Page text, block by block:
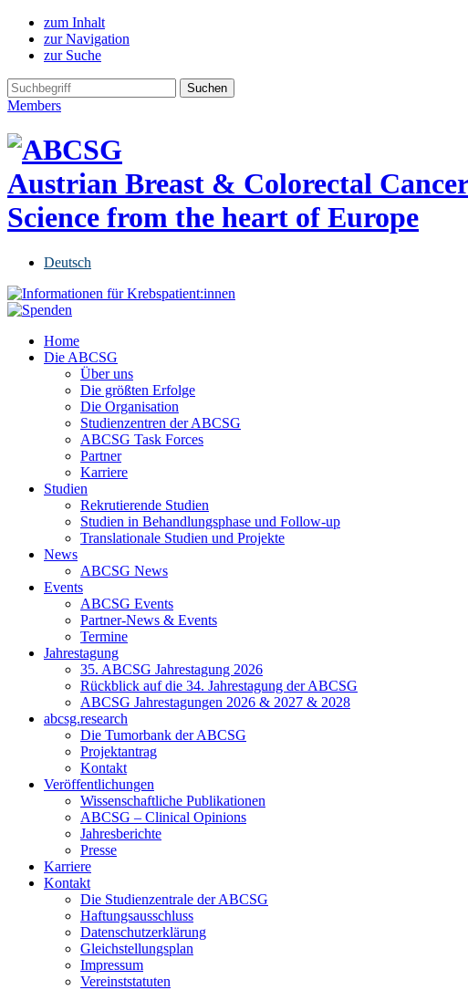
zum Inhalt
zur Navigation
zur Suche
Members
Austrian Breast & Colorectal
Science from the heart of Europe
Deutsch
Home
Die ABCSG
Über uns
Die größten Erfolge
Die Organisation
Studienzentren der ABCSG
ABCSG Task Forces
Partner
Karriere
Studien
Rekrutierende Studien
Studien in Behandlungsphase und Follow-up
Translationale Studien und Projekte
News
ABCSG News
Events
ABCSG Events
Partner-News & Events
Termine
Jahrestagung
35. ABCSG Jahrestagung 2026
Rückblick auf die 34. Jahrestagung der ABCSG
ABCSG Jahrestagungen 2026 & 2027 & 2028
abcsg.research
Die Tumorbank der ABCSG
Projektantrag
Kontakt
Veröffentlichungen
Wissenschaftliche Publikationen
ABCSG – Clinical Opinions
Jahresberichte
Presse
Karriere
Kontakt
Die Studienzentrale der ABCSG
Haftungsausschluss
Datenschutzerklärung
Gleichstellungsplan
Impressum
Vereinststatuten